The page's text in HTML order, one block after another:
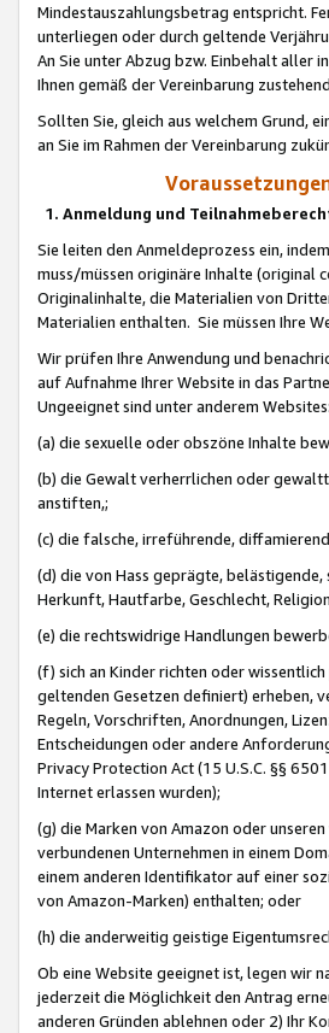
Mindestauszahlungsbetrag entspricht.
unterliegen oder durch geltende
An Sie unter Abzug bzw. Einbehalt aller
Ihnen gemäß der Vereinbarung
Sollten Sie, gleich aus welchem Grund,
an Sie im Rahmen der Vereinbarung
1. Anmeldung und
Sie leiten den Anmeldeprozess ein,
muss/müssen originäre Inhalte (original
Originalinhalte, die Materialien von
Materialien enthalten. Sie müssen Ihre
Wir prüfen Ihre Anwendung und
auf Aufnahme Ihrer Website in das
Ungeeignet sind unter anderem Websites:
(a) die sexuelle oder obszöne Inhalte
(b) die Gewalt verherrlichen oder
anstiften,;
(c) die falsche, irreführende,
(d) die von Hass geprägte,
Herkunft, Hautfarbe, Geschlecht,
(e) die rechtswidrige Handlungen
(f) sich an Kinder richten oder
geltenden Gesetzen definiert) erheben,
Regeln, Vorschriften, Anordnungen,
Entscheidungen oder andere
Privacy Protection Act (15 U.S.C. §§
Internet erlassen wurden);
(g) die Marken von Amazon oder
verbundenen Unternehmen in einem
einem anderen Identifikator auf einer
von Amazon-Marken) enthalten; oder
(h) die anderweitig geistige
Ob eine Website geeignet ist, legen wir
jederzeit die Möglichkeit den Antrag
anderen Gründen ablehnen oder 2) Ihr